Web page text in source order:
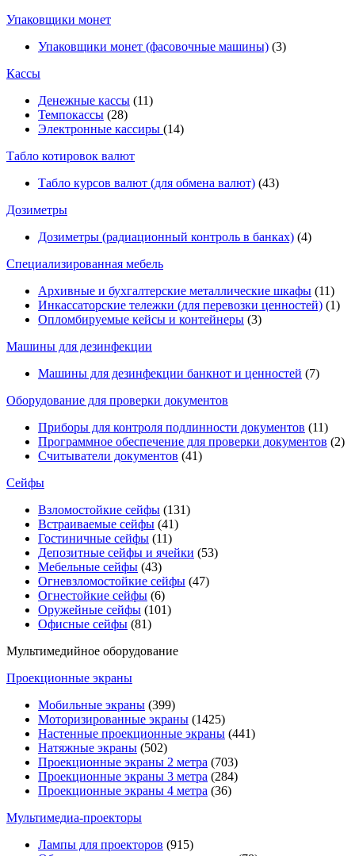
Упаковщики монет
Упаковщики монет (фасовочные машины) (3)
Кассы
Денежные кассы (11)
Темпокассы (28)
Электронные кассиры (14)
Табло котировок валют
Табло курсов валют (для обмена валют) (43)
Дозиметры
Дозиметры (радиационный контроль в банках) (4)
Специализированная мебель
Архивные и бухгалтерские металлические шкафы (11)
Инкассаторские тележки (для перевозки ценностей) (1)
Опломбируемые кейсы и контейнеры (3)
Машины для дезинфекции
Машины для дезинфекции банкнот и ценностей (7)
Оборудование для проверки документов
Приборы для контроля подлинности документов (11)
Программное обеспечение для проверки документов (2)
Считыватели документов (41)
Сейфы
Взломостойкие сейфы (131)
Встраиваемые сейфы (41)
Гостиничные сейфы (11)
Депозитные сейфы и ячейки (53)
Мебельные сейфы (43)
Огневзломостойкие сейфы (47)
Огнестойкие сейфы (6)
Оружейные сейфы (101)
Офисные сейфы (81)
Мультимедийное оборудование
Проекционные экраны
Мобильные экраны (399)
Моторизированные экраны (1425)
Настенные проекционные экраны (441)
Натяжные экраны (502)
Проекционные экраны 2 метра (703)
Проекционные экраны 3 метра (284)
Проекционные экраны 4 метра (36)
Мультимедиa-проекторы
Лампы для проекторов (915)